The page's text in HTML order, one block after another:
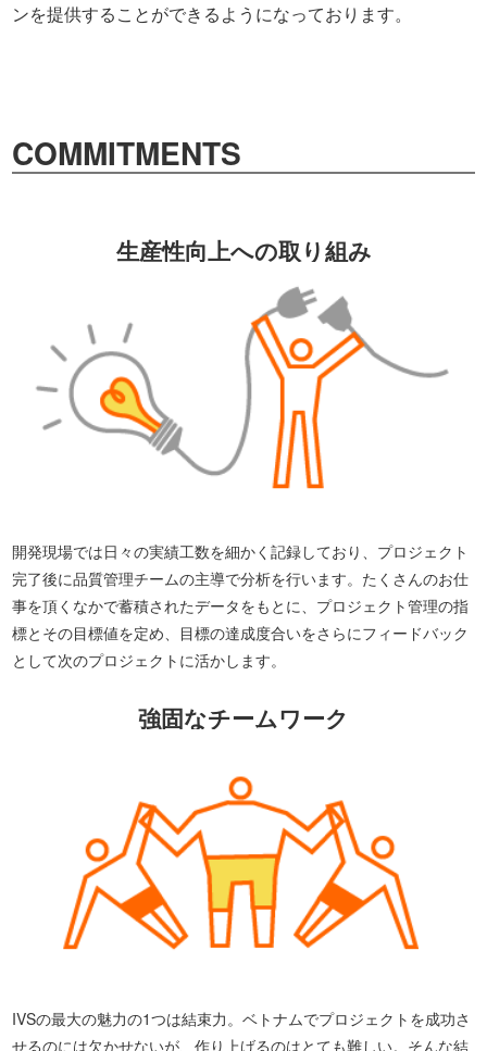
ンを提供することができるようになっております。
COMMITMENTS
生産性向上への取り組み
開発現場では日々の実績工数を細かく記録しており、プロジェクト
完了後に品質管理チームの主導で分析を行います。たくさんのお仕
事を頂くなかで蓄積されたデータをもとに、プロジェクト管理の指
標とその目標値を定め、目標の達成度合いをさらにフィードバック
として次のプロジェクトに活かします。
強固なチームワーク
IVSの最大の魅力の1つは結束力。ベトナムでプロジェクトを成功さ
せるのには欠かせないが、作り上げるのはとても難しい。そんな結